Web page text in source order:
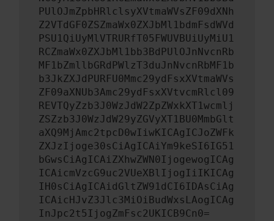
PUlOJmZpbHRlclsyXVtmaWVsZF09dXNh
Z2VTdGF0ZSZmaWx0ZXJbMl1bdmFsdWVd
PSU1QiUyMlVTRURfT05FWUVBUiUyMiU1
RCZmaWx0ZXJbMl1bb3BdPUlOJnNvcnRb
MF1bZmllbGRdPWlzT3duJnNvcnRbMF1b
b3JkZXJdPURFU0Mmc29ydFsxXVtmaWVs
ZF09aXNUb3Amc29ydFsxXVtvcmRlcl09
REVTQyZzb3J0WzJdW2ZpZWxkXT1wcmlj
ZSZzb3J0WzJdW29yZGVyXT1BU0MmbGlt
aXQ9MjAmc2tpcD0wIiwKICAgICJoZWFk
ZXJzIjoge30sCiAgICAiYm9keSI6IG51
bGwsCiAgICAiZXhwZWN0IjogewogICAg
ICAicmVzcG9uc2VUeXBlIjogIiIKICAg
IH0sCiAgICAidGltZW91dCI6IDAsCiAg
ICAicHJvZ3Jlc3MiOiBudWxsLAogICAg
InJpc2t5IjogZmFsc2UKICB9Cn0=